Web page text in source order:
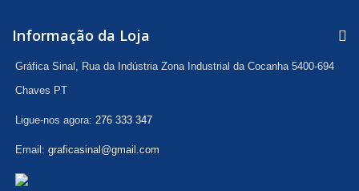
Informação da Loja
Gráfica Sinal, Rua da Indústria Zona Industrial da Cocanha 5400-694
Chaves PT
Ligue-nos agora: 276 333 347
Email: graficasinal@gmail.com